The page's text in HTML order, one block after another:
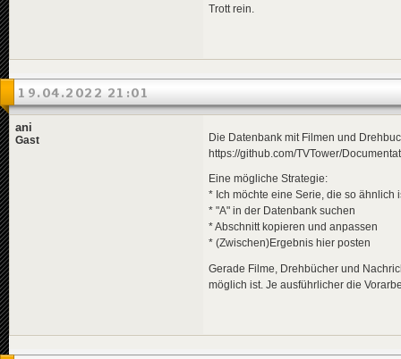
Trott rein.
19.04.2022 21:01
ani
Gast
Die Datenbank mit Filmen und
https://github.com/TVTower/
Eine mögliche Strategie:
* Ich möchte eine Serie, die so ähnlich
* "A" in der Datenbank suchen
* Abschnitt kopieren und anpassen
* (Zwischen)Ergebnis hier posten
Gerade Filme, Drehbücher und
möglich ist. Je ausführlicher die